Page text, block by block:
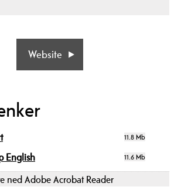
Website
11.8 Mb
English 11.6 Mb
ned Adobe Acrobat Reader